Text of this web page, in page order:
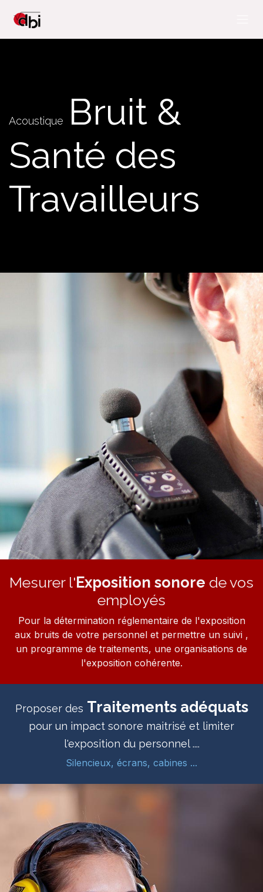
Acoustique
Bruit &
Santé des
Travailleurs
Mesurer l'Exposition sonore de vos
employés
Pour la détermination réglementaire de l'exposition
aux bruits de votre personnel et permettre un suivi ,
un programme de traitements, une organisations de
l'exposition cohérente.
Proposer des Traitements adéquats
pour un impact sonore maitrisé et limiter
l'exposition du personnel ....
Silencieux, écrans, cabines ...